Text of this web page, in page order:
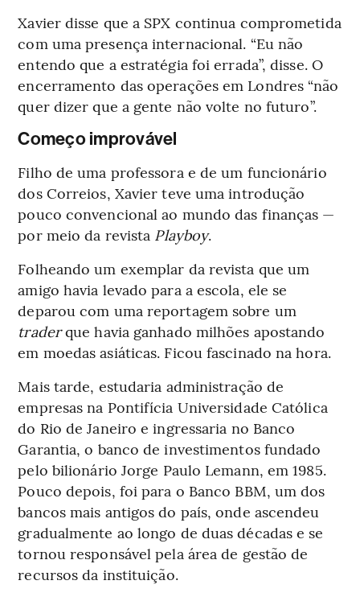
Xavier disse que a SPX continua comprometida
com uma presença internacional. “Eu não
entendo que a estratégia foi errada”, disse. O
encerramento das operações em Londres “não
quer dizer que a gente não volte no futuro”.
Começo improvável
Filho de uma professora e de um funcionário
dos Correios, Xavier teve uma introdução
pouco convencional ao mundo das finanças —
por meio da revista Playboy.
Folheando um exemplar da revista que um
amigo havia levado para a escola, ele se
deparou com uma reportagem sobre um
traderque havia ganhado milhões apostando
em moedas asiáticas. Ficou fascinado na hora.
Mais tarde, estudaria administração de
empresas na Pontifícia Universidade Católica
do Rio de Janeiro e ingressaria no Banco
Garantia, o banco de investimentos fundado
pelo bilionário Jorge Paulo Lemann, em 1985.
Pouco depois, foi para o Banco BBM, um dos
bancos mais antigos do país, onde ascendeu
gradualmente ao longo de duas décadas e se
tornou responsável pela área de gestão de
recursos da instituição.